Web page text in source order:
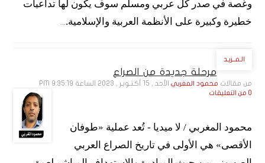
وغصة في صدر كل عربي ومسلم سوف يكون لها تداعيات
خطيرة وكبيرة على الأنظمة العربية والإسلامية....
الـمــزيـد
مرحلة جديدة من الصراع
من مقالات محمود المغربي الأحد , 15 أكـتـوبـر , 2023 الساعة 9:35:19 PM
0 من التعليقات
محمود المغربي / لا ميديا - تُعد عملية «طوفان
الأقصى» هي الأولى في تاريخ الصراع العربي